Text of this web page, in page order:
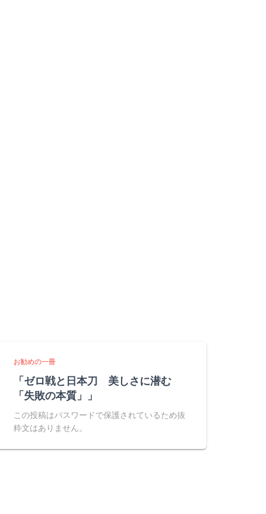
お勧めの一冊
「ゼロ戦と日本刀 美しさに潜む
「失敗の本質」」
この投稿はパスワードで保護されているため抜
粋文はありません。